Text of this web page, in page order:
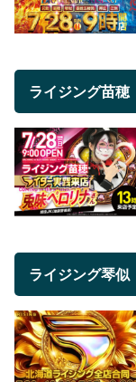
ライジング苗穂
ライジング琴似